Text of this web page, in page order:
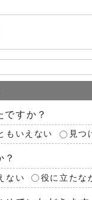
ですか？
もいえない 見つ
？
ない 役に立たな